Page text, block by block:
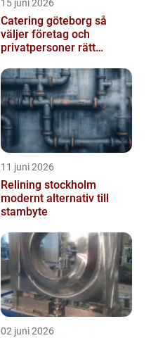
15 juni 2026
Catering göteborg så
väljer företag och
privatpersoner rätt
11 juni 2026
Relining stockholm
modernt alternativ till
stambyte
02 juni 2026